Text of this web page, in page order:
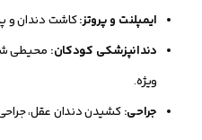
ایمپلنت و پروتز:کاشت دندان و
دندانپزشکی کودکان: محیطی
ویژه.
جراحی: کشیدن دندان عقل،